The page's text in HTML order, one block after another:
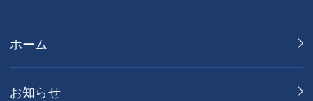
ホーム
お知らせ